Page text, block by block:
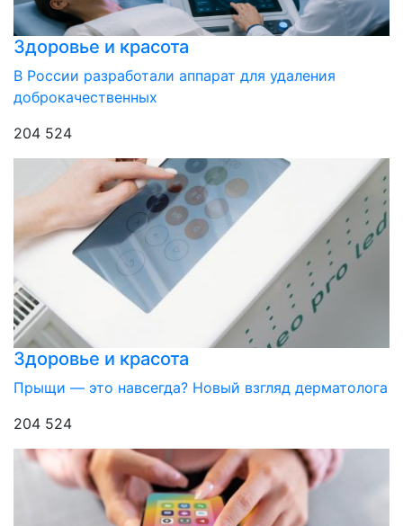
Здоровье и красота
В России разработали аппарат для удаления
доброкачественных
204 524
Здоровье и красота
Прыщи — это навсегда? Новый взгляд дерматолога
204 524